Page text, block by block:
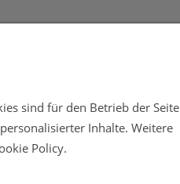
Diverses
sind für den Betrieb der Seite
Inhalte. Weitere
Policy.